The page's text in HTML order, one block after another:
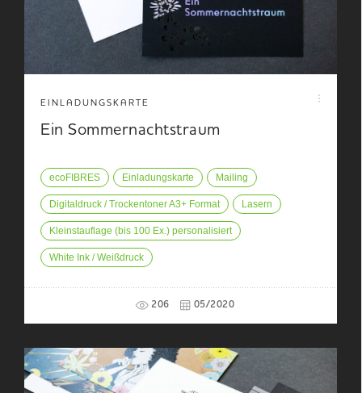
EINLADUNGSKARTE
Ein Sommernachtstraum
ecoFIBRES Einladungskarte Mailing
Digitaldruck / Trockentoner A3+ Format Lasern
Kleinstauflage (bis 100 Ex.) personalisiert
White Ink / Weißdruck
206 05/2020